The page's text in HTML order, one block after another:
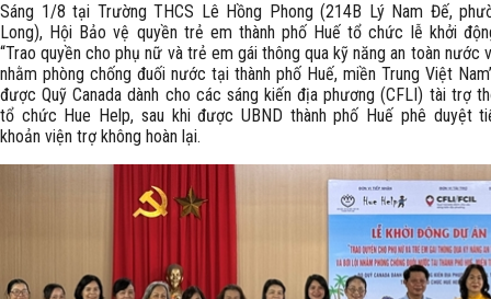
Sáng 1/8 tại Trường THCS Lê Hồng Phong (214B Lý Nam Đế,
Long), Hội Bảo vệ quyền trẻ em thành phố Huế tổ chức lễ khởi
“Trao quyền cho phụ nữ và trẻ em gái thông qua kỹ năng an toàn nước
nhằm phòng chống đuối nước tại thành phố Huế, miền Trung Việt
được Quỹ Canada dành cho các sáng kiến địa phương (CFLI) tài trợ
tổ chức Hue Help, sau khi được UBND thành phố Huế phê duyệt
khoản viện trợ không hoàn lại.